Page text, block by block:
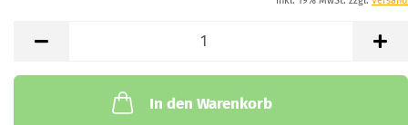
Rosa/Pink
Lieferzeit:2 - 3 Arbeitstage
In den Warenkorb